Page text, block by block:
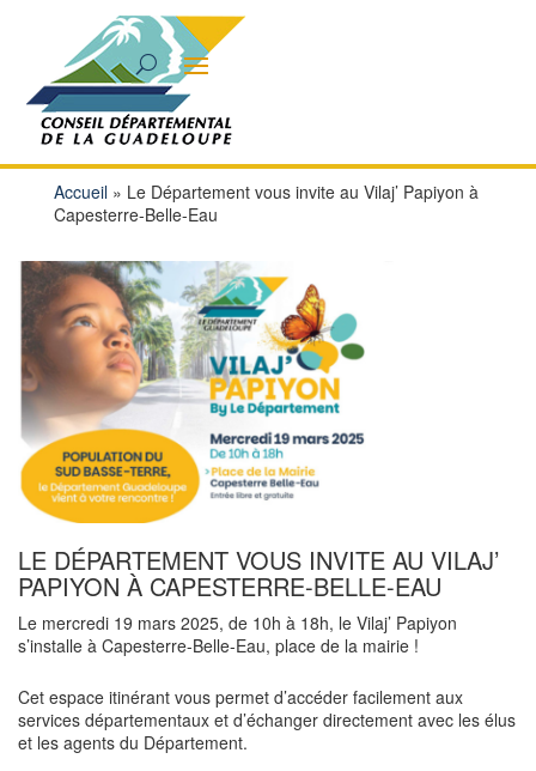
Accueil» Le Département vous invite au Vilaj’ Papiyon à
Capesterre-Belle-Eau
LE DÉPARTEMENT VOUS INVITE AU VILAJ’
PAPIYON À CAPESTERRE-BELLE-EAU
Le mercredi 19 mars 2025, de 10h à 18h, le Vilaj’ Papiyon
s’installe à Capesterre-Belle-Eau, place de la mairie !
Cet espace itinérant vous permet d’accéder facilement aux
services départementaux et d’échanger directement avec les élus
et les agents du Département.